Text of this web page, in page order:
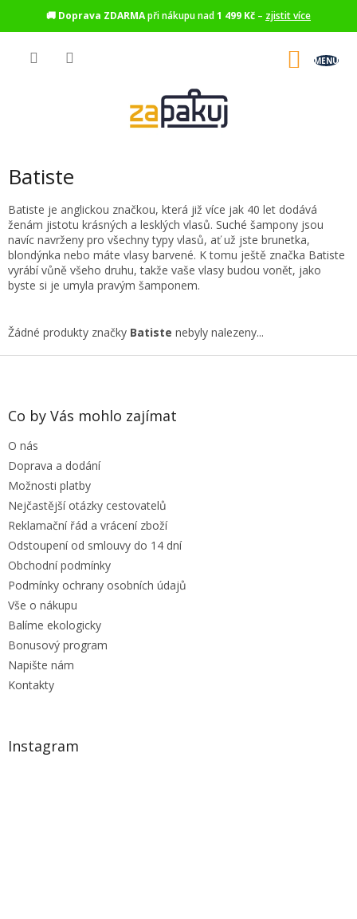
🚚 Doprava ZDARMApři nákupu nad1 499 Kč – zjistit více
Batiste
Batiste je anglickou značkou, která již více jak 40 let dodává
ženám jistotu krásných a lesklých vlasů. Suché šampony jsou
navíc navrženy pro všechny typy vlasů, ať už jste brunetka,
blondýnka nebo máte vlasy barvené. K tomu ještě značka Batiste
vyrábí vůně všeho druhu, takže vaše vlasy budou vonět, jako
byste si je umyla pravým šamponem.
Žádné produkty značky Batiste nebyly nalezeny...
Z
Co by Vás mohlo zajímat
O nás
Doprava a dodání
Možnosti platby
Nejčastější otázky cestovatelů
Reklamační řád a vrácení zboží
Odstoupení od smlouvy do 14 dní
Obchodní podmínky
Podmínky ochrany osobních údajů
Vše o nákupu
Balíme ekologicky
Bonusový program
Napište nám
Kontakty
Instagram